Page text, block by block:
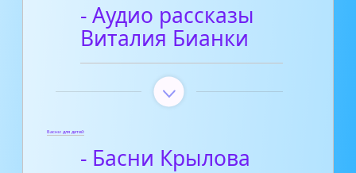
- Аудио рассказы
Виталия Бианки
Басни для детей
- Басни Крылова